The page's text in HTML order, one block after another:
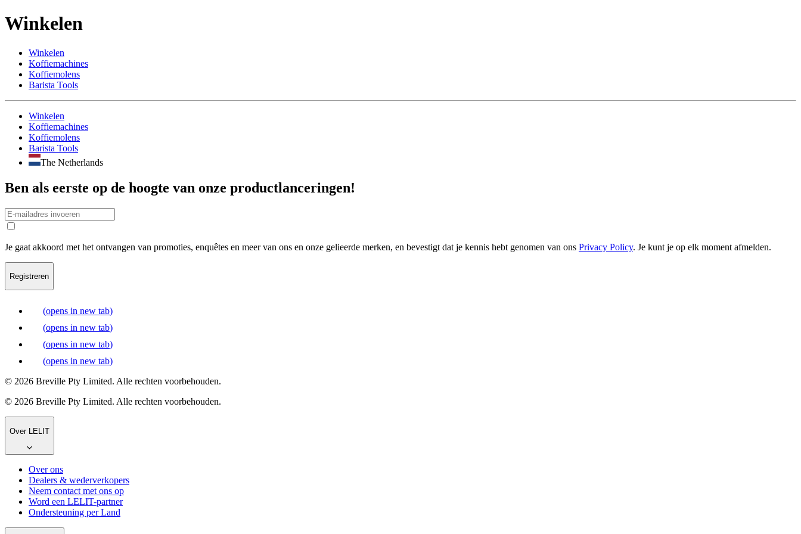
Winkelen
Winkelen
Koffiemachines
Koffiemolens
Barista Tools
Winkelen
Koffiemachines
Koffiemolens
Barista Tools
The Netherlands
Ben als eerste op de hoogte van onze productlanceringen!
Je gaat akkoord met het ontvangen van promoties, enquêtes en meer van ons en onze gelieerde merken, en bevestigt dat je kennis hebt genomen van ons Privacy Policy. Je kunt je op elk moment afmelden.
Registreren
(opens in new tab)
(opens in new tab)
(opens in new tab)
(opens in new tab)
© 2026 Breville Pty Limited. Alle rechten voorbehouden.
© 2026 Breville Pty Limited. Alle rechten voorbehouden.
Over LELIT
Over ons
Dealers & wederverkopers
Neem contact met ons op
Word een LELIT-partner
Ondersteuning per Land